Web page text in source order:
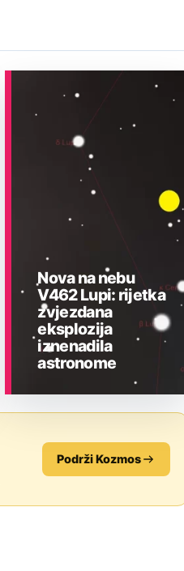
Nova na nebu
V462 Lupi: rijetka
zvjezdana
eksplozija
iznenadila
astronome
Podrži Kozmos